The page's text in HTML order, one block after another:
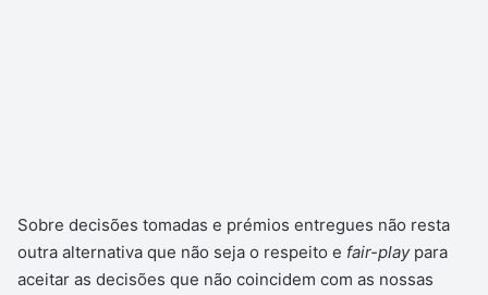
Sobre decisões tomadas e prémios entregues não resta
outra alternativa que não seja o respeito e fair-playpara
aceitar as decisões que não coincidem com as nossas